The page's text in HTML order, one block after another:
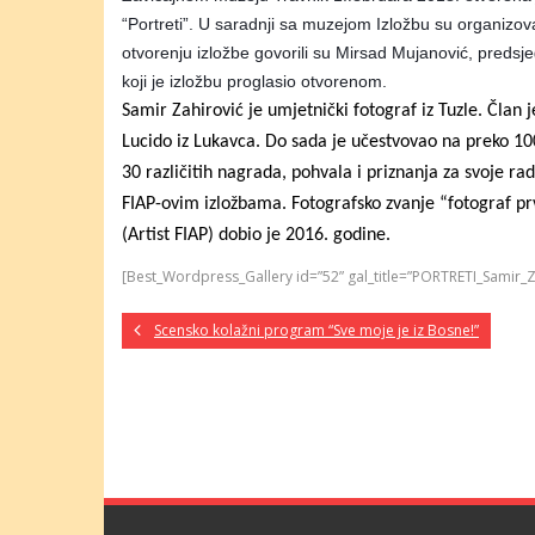
“Portreti”. U saradnji sa muzejom Izložbu su
otvorenju izložbe govorili su Mirsad Mujanović,
koji je izložbu proglasio otvorenom.
Samir Zahirović je umjetnički fotograf iz Tuzle. Član
Lucido iz Lukavca. Do sada je učestvovao na preko
30 različitih nagrada, pohvala i priznanja za svoje
FIAP-ovim izložbama. Fotografsko zvanje “fotograf
(Artist FIAP) dobio je 2016. godine.
[Best_Wordpress_Gallery id=”52”
Scensko kolažni program “Sve moje je iz Bosne!”